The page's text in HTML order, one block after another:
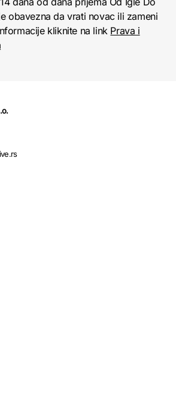
obavezna da vrati novac ili zameni
kliknite na link Prava i